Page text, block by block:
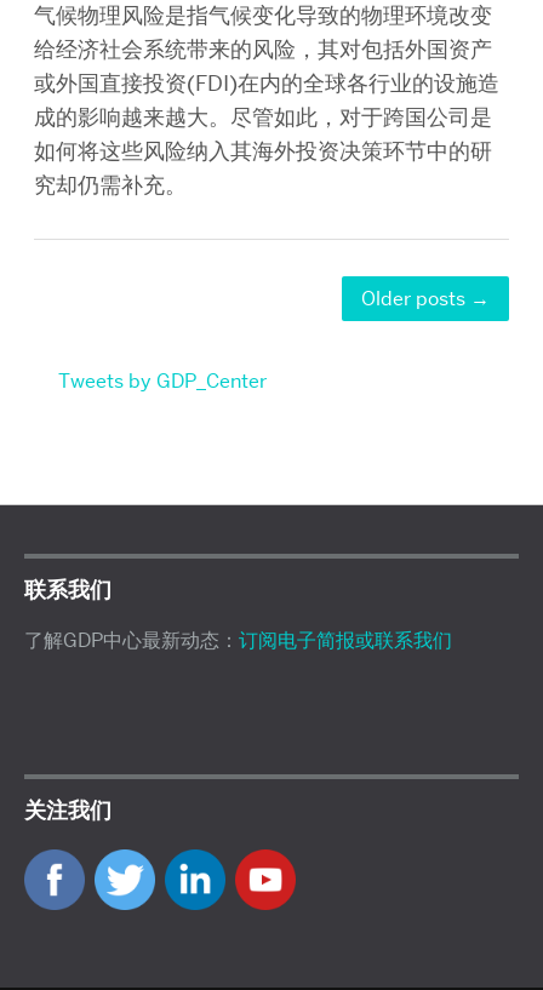
气候物理风险是指气候变化导致的物理环境改变
给经济社会系统带来的风险，其对包括外国资产
或外国直接投资(FDI)在内的全球各行业的设施造
成的影响越来越大。尽管如此，对于跨国公司是
如何将这些风险纳入其海外投资决策环节中的研
究却仍需补充。
Older posts →
Tweets by GDP_Center
联系我们
了解GDP中心最新动态： 订阅电子简报或联系我们
关注我们